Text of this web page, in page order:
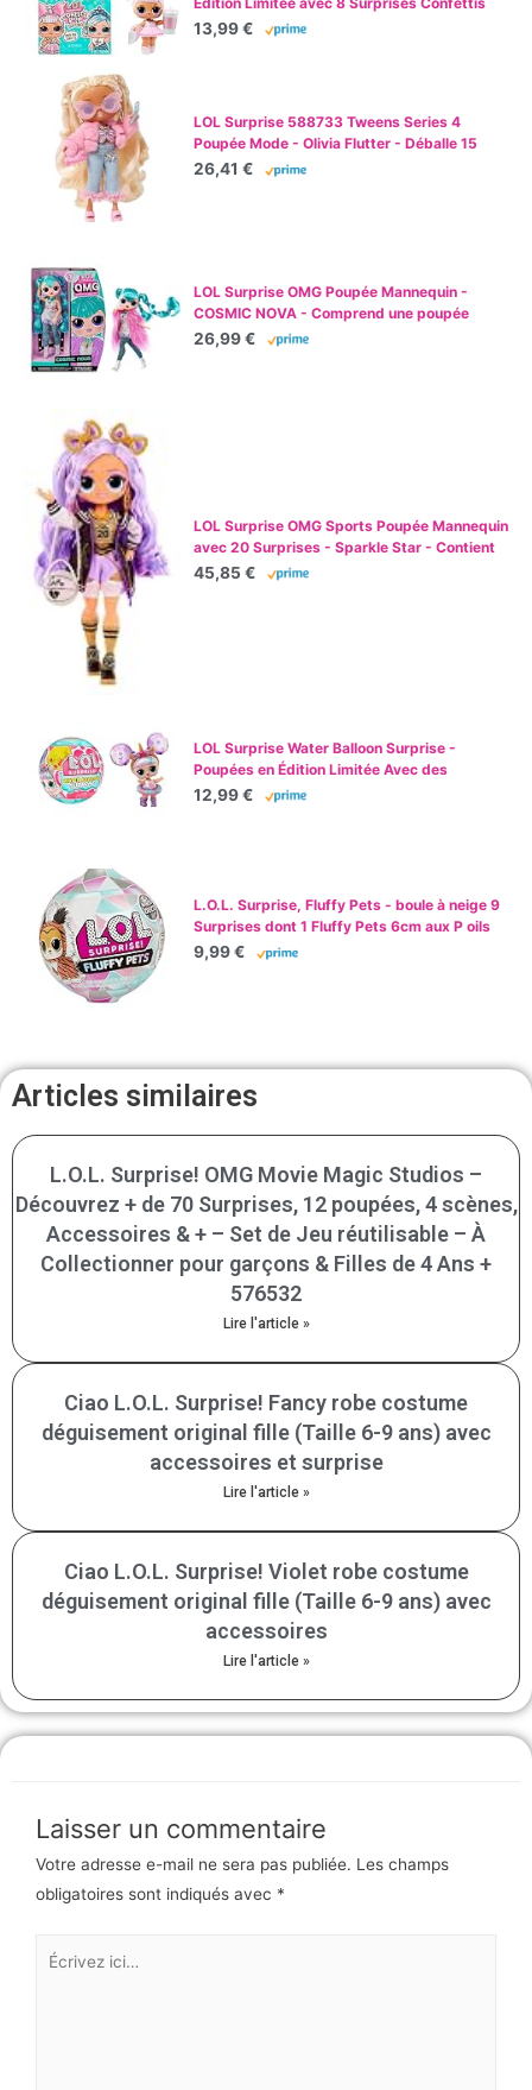
dans une Boîte - Comprend une Surprise,
13,99 €
LOL Surprise 588733 Tweens Series 4
Poupée Mode - Olivia Flutter - Déballe 15
Surprises et des Accessoires Fabuleux -
26,41 €
LOL Surprise OMG Poupée Mannequin -
COSMIC NOVA - Comprend une poupée
mannequin, plusieurs surprises et de
26,99 €
LOL Surprise OMG Sports Poupée Mannequin
avec 20 Surprises - Sparkle Star - Contient
Plusieurs Tenues & Accessoires de Sport - 4
45,85 €
LOL Surprise Water Balloon Surprise -
Poupées en Édition Limitée Avec des
Cheveux en Forme de Ballons d’Eau -
12,99 €
L.O.L. Surprise, Fluffy Pets - boule à neige 9
Surprises dont 1 Fluffy Pets 6cm aux P oils
Amovibles, Accessoires, Modèles Aléatoires
9,99 €
Articles similaires
L.O.L. Surprise! OMG Movie Magic Studios –
Découvrez + de 70 Surprises, 12 poupées, 4 scènes,
Accessoires & + – Set de Jeu réutilisable – À
Collectionner pour garçons & Filles de 4 Ans +
576532
Lire l'article »
Ciao L.O.L. Surprise! Fancy robe costume
déguisement original fille (Taille 6-9 ans) avec
accessoires et surprise
Lire l'article »
Ciao L.O.L. Surprise! Violet robe costume
déguisement original fille (Taille 6-9 ans) avec
accessoires
Lire l'article »
Laisser un commentaire
Votre adresse e-mail ne sera pas publiée. Les champs
obligatoires sont indiqués avec *